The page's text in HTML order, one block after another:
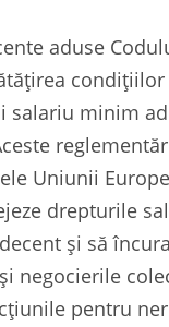
aduse
condițiilor
salariu minim
Uniunii
drepturile
și să
negocierile
pentru